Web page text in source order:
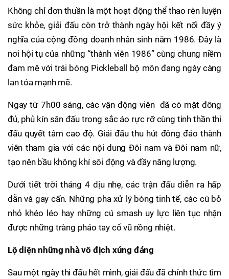
Không chỉ đơn thuần là một hoạt động thể thao rèn luyện
sức khỏe, giải đấu còn trở thành ngày hội kết nối đầy ý
nghĩa của cộng đồng doanh nhân sinh năm 1986. Đây là
nơi hội tụ của những “thành viên 1986” cùng chung niềm
đam mê với trái bóng Pickleball bộ môn đang ngày càng
lan tỏa mạnh mẽ.
Ngay từ 7h00 sáng, các vận động viên đã có mặt đông
đủ, phủ kín sân đấu trong sắc áo rực rỡ cùng tinh thần thi
đấu quyết tâm cao độ. Giải đấu thu hút đông đảo thành
viên tham gia với các nội dung Đôi nam và Đôi nam nữ,
tạo nên bầu không khí sôi động và đầy năng lượng.
Dưới tiết trời tháng 4 dịu nhẹ, các trận đấu diễn ra hấp
dẫn và gay cấn. Những pha xử lý bóng tinh tế, các cú bỏ
nhỏ khéo léo hay những cú smash uy lực liên tục nhận
được những tràng pháo tay cổ vũ nồng nhiệt.
Lộ diện những nhà vô địch xứng đáng
Sau một ngày thi đấu hết mình, giải đấu đã chính thức tìm